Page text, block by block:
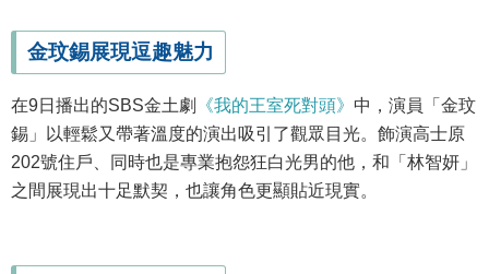
金玟錫展現逗趣魅力
在9日播出的SBS金土劇 《我的王室死對頭》 中，演員「金玟
錫」以輕鬆又帶著溫度的演出吸引了觀眾目光。飾演高士原
202號住戶、同時也是專業抱怨狂白光男的他，和「林智妍」
之間展現出十足默契，也讓角色更顯貼近現實。